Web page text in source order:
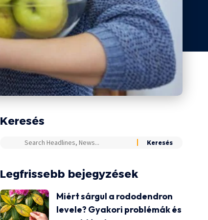
Keresés
Legfrissebb bejegyzések
Miért sárgul a rododendron
levele? Gyakori problémák és